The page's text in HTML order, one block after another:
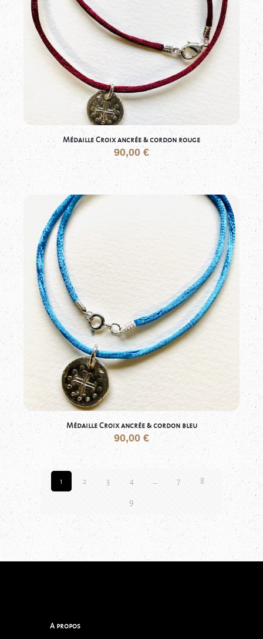
Médaille Croix ancrée & cordon rouge
90,00 €
Médaille Croix ancrée & cordon bleu
90,00 €
1 2 3 4 … 7
8
9
A propos